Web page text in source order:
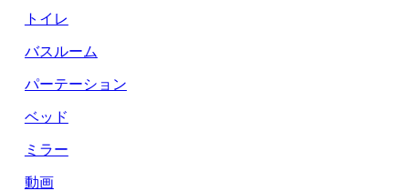
トイレ
バスルーム
パーテーション
ベッド
ミラー
動画